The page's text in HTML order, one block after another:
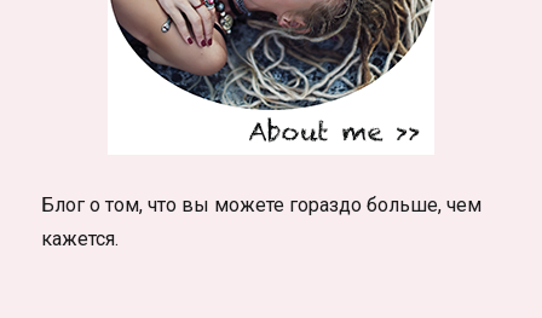
Блог о том, что вы можете гораздо больше, чем
кажется.